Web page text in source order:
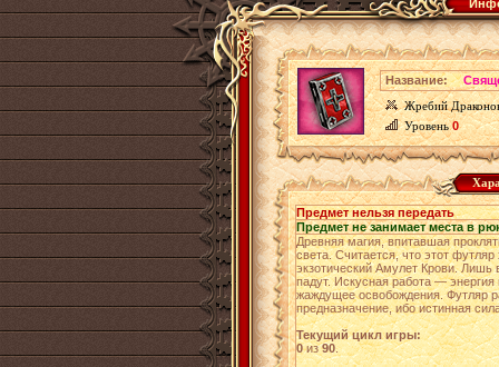
Название:
Жребий
Уровень0
Предмет нельзя передать
Предмет не занимает места в
Древняя магия, впитавшая
света. Считается, что этот
экзотический Амулет Крови. Лишь
падут. Искусная работа —
жаждущее освобождения. Футляр
предназначение, ибо истинная
Текущий цикл игры:
0из90.